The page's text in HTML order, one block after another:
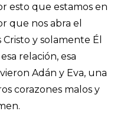
esto que estamos en
que nos abra el
y solamente Él
relación, esa
Adán y Eva, una
corazones malos y